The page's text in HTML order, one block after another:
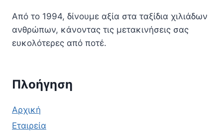
Από το 1994, δίνουμε αξία στα ταξίδια χιλιάδων
ανθρώπων, κάνοντας τις μετακινήσεις σας
ευκολότερες από ποτέ.
Πλοήγηση
Αρχική
Εταιρεία